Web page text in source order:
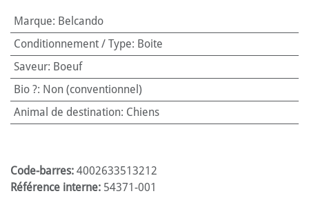
Marque: Belcando
Conditionnement / Type: Boite
Saveur: Boeuf
Bio ?: Non (conventionnel)
Animal de destination: Chiens
Code-barres: 4002633513212
Référence interne: 54371-001